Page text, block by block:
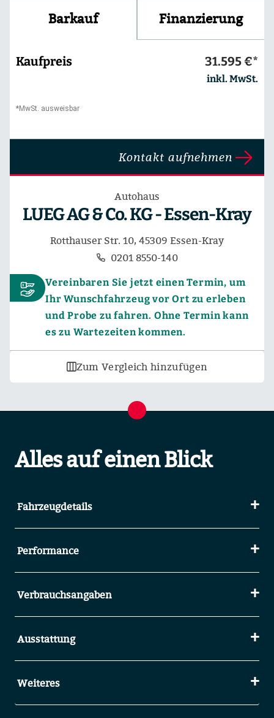
Barkauf Finanzierung
Kaufpreis 31.595 €*
inkl. MwSt.
*MwSt. ausweisbar
Kontakt aufnehmen
Autohaus
LUEG AG & Co. KG - Essen-Kray
Rotthauser Str. 10, 45309 Essen-Kray
0201 8550-140
Vereinbaren Sie jetzt einen Termin, um
Ihr Wunschfahrzeug vor Ort zu erleben
und Probe zu fahren. Ohne Termin kann
es zu Wartezeiten kommen.
Zum Vergleich hinzufügen
Alles auf einen Blick
Fahrzeugdetails
Performance
Verbrauchsangaben
Ausstattung
Weiteres